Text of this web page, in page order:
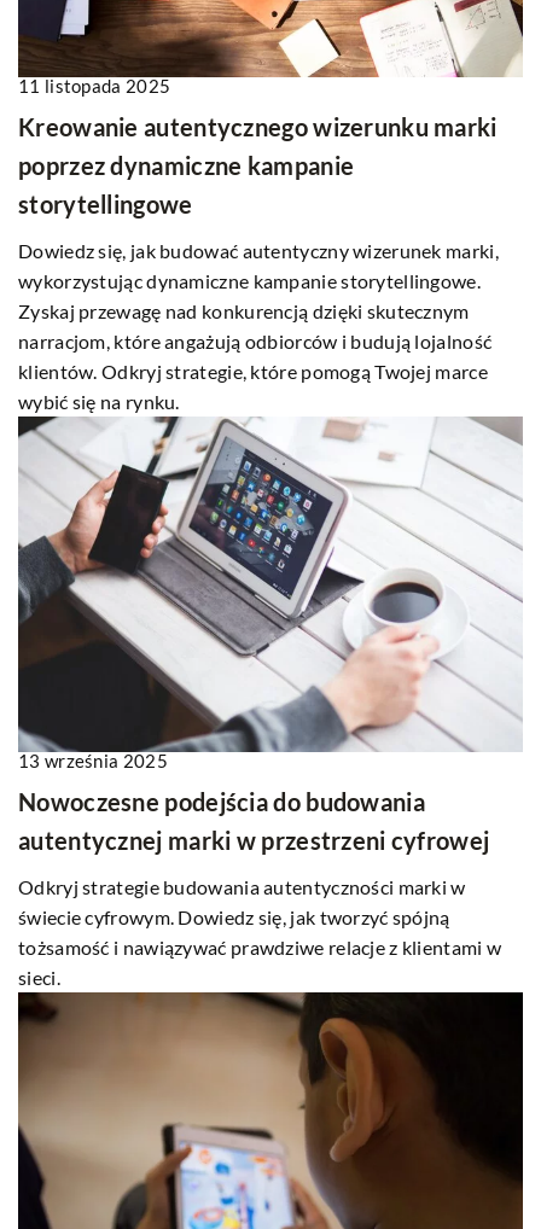
11 listopada 2025
Kreowanie autentycznego wizerunku marki
poprzez dynamiczne kampanie
storytellingowe
Dowiedz się, jak budować autentyczny wizerunek marki,
wykorzystując dynamiczne kampanie storytellingowe.
Zyskaj przewagę nad konkurencją dzięki skutecznym
narracjom, które angażują odbiorców i budują lojalność
klientów. Odkryj strategie, które pomogą Twojej marce
wybić się na rynku.
13 września 2025
Nowoczesne podejścia do budowania
autentycznej marki w przestrzeni cyfrowej
Odkryj strategie budowania autentyczności marki w
świecie cyfrowym. Dowiedz się, jak tworzyć spójną
tożsamość i nawiązywać prawdziwe relacje z klientami w
sieci.